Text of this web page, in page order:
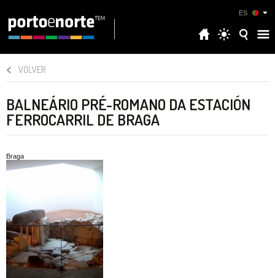
ES
VOLVER
BALNEÁRIO PRÉ-ROMANO DA ESTACIÓN
FERROCARRIL DE BRAGA
Braga